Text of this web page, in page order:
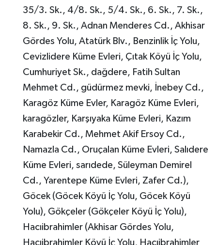
35/3. Sk., 4/8. Sk., 5/4. Sk., 6. Sk., 7. Sk.,
8. Sk., 9. Sk., Adnan Menderes Cd., Akhisar
Gördes Yolu, Atatürk Blv., Benzinlik İç Yolu,
Cevizlidere Küme Evleri, Çıtak Köyü İç Yolu,
Cumhuriyet Sk., dağdere, Fatih Sultan
Mehmet Cd., güdürmez mevki, İnebey Cd.,
Karagöz Küme Evler, Karagöz Küme Evleri,
karagözler, Karşıyaka Küme Evleri, Kazım
Karabekir Cd., Mehmet Akif Ersoy Cd.,
Namazla Cd., Oruçalan Küme Evleri, Salıdere
Küme Evleri, sarıdede, Süleyman Demirel
Cd., Yarentepe Küme Evleri, Zafer Cd.),
Göcek (Göcek Köyü İç Yolu, Göcek Köyü
Yolu), Gökçeler (Gökçeler Köyü İç Yolu),
Hacıibrahimler (Akhisar Gördes Yolu,
Hacıibrahimler Köyü İç Yolu, Hacıibrahimler